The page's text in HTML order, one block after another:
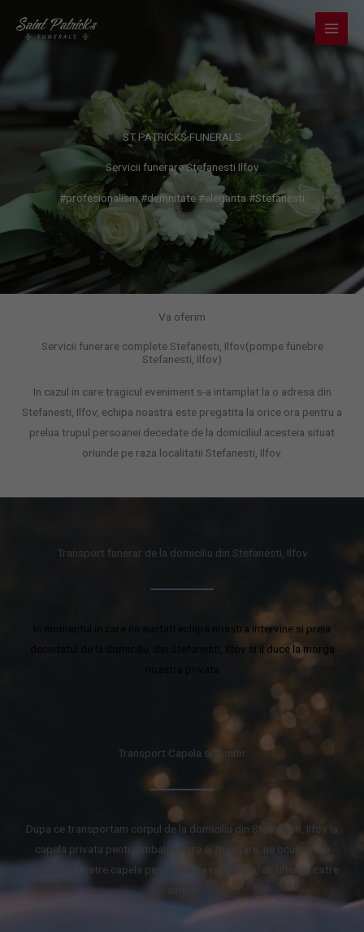
content
ST PATRICKS FUNERALS
Servicii funerare Stefanesti Ilfov
#profesionalism #demnitate #eleganta #Stefanesti
Va oferim
Servicii funerare complete Stefanesti, Ilfov(pompe funebre
Stefanesti, Ilfov)
In cazul in care tragicul eveniment s-a intamplat la o adresa din
Stefanesti, Ilfov, echipa noastra este pregatita la orice ora pentru a
prelua trupul persoanei decedate de la domiciliul acesteia situat
oriunde pe raza localitatii Stefanesti, Ilfov.
Transport funerar de la domiciliu din Stefanesti, Ilfov
In momentul in care ne suntati echipa noastra intervine si preia
decedatul de la domiciliu, din Stefanesti, Ilfov si il duce la morga
Transport Capela si Cimitir
Dupa ce transportam corpul de la domiciliu din Stefanesti, Ilfov la
capela privata pentru imbalsamare si toaletare, ne ocupam cu
transportul catre capela pentru slujba religioasa, iar ulterior catre